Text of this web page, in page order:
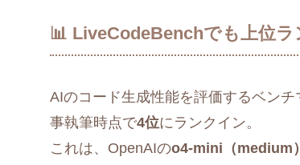
📊 LiveCodeBenchでも上位ラ
AIのコード生成性能を評価するベンチ
事執筆時点で4位にランクイン。
これは、OpenAIのo4-mini（medium